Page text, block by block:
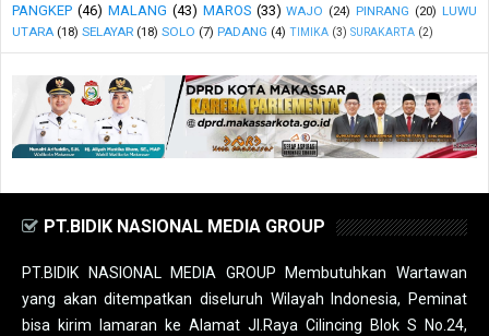
PANGKEP (46) MALANG (43) MAROS (33) WAJO (24) PINRANG (20) LUWU
UTARA (18) SELAYAR (18) SOLO (7) PADANG (4) TIMIKA (3) SURAKARTA (2)
PT.BIDIK NASIONAL MEDIA GROUP
PT.BIDIK NASIONAL MEDIA GROUP Membutuhkan Wartawan
yang akan ditempatkan diseluruh Wilayah Indonesia, Peminat
bisa kirim lamaran ke Alamat Jl.Raya Cilincing Blok S No.24,